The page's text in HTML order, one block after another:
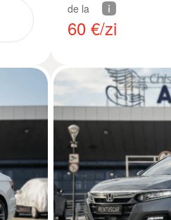
de la
60 €/zi